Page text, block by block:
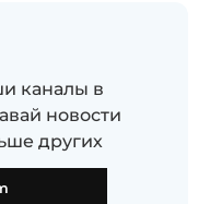
каналы в
новости
других